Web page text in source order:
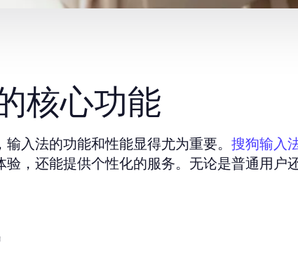
核心功能
入法的功能和性能显得尤为重要。 搜狗输入
，还能提供个性化的服务。无论是普通用户